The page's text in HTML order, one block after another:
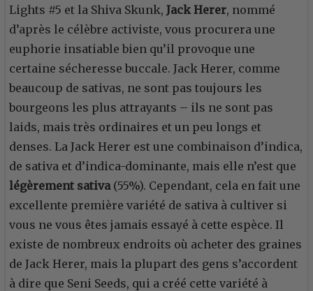
Lights #5 et la Shiva Skunk, Jack Herer, nommé
d’après le célèbre activiste, vous procurera une
euphorie insatiable bien qu’il provoque une
certaine sécheresse buccale. Jack Herer, comme
beaucoup de sativas, ne sont pas toujours les
bourgeons les plus attrayants – ils ne sont pas
laids, mais très ordinaires et un peu longs et
denses. La Jack Herer est une combinaison d’indica,
de sativa et d’indica-dominante, mais elle n’est que
légèrement sativa(55%). Cependant, cela en fait une
excellente première variété de sativa à cultiver si
vous ne vous êtes jamais essayé à cette espèce. Il
existe de nombreux endroits où acheter des graines
de Jack Herer, mais la plupart des gens s’accordent
à dire que Seni Seeds, qui a créé cette variété à